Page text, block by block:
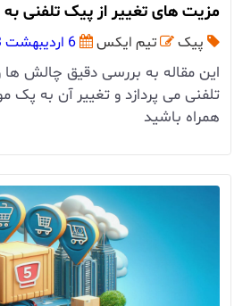
مزیت های تغییر از پیک تلفنی به
پیک تیم ایکس 6 اردیبهشت 1403
این مقاله به بررسی دقیق چالش‌
تلفنی می ‌پردازد و تغییر آن به پک
همراه باشید